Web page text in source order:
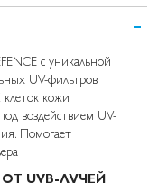
с уникальной
UV-фильтров
кожи
воздействием UV-
Помогает
UVB-ЛУЧЕЙ